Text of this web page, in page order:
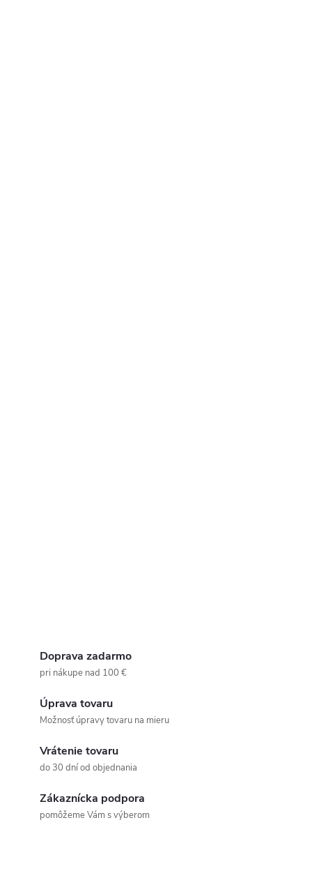
Doprava zadarmo
pri nákupe nad 100 €
Úprava tovaru
Možnosť úpravy tovaru na mieru
Vrátenie tovaru
do 30 dní od objednania
Zákaznícka podpora
pomôžeme Vám s výberom